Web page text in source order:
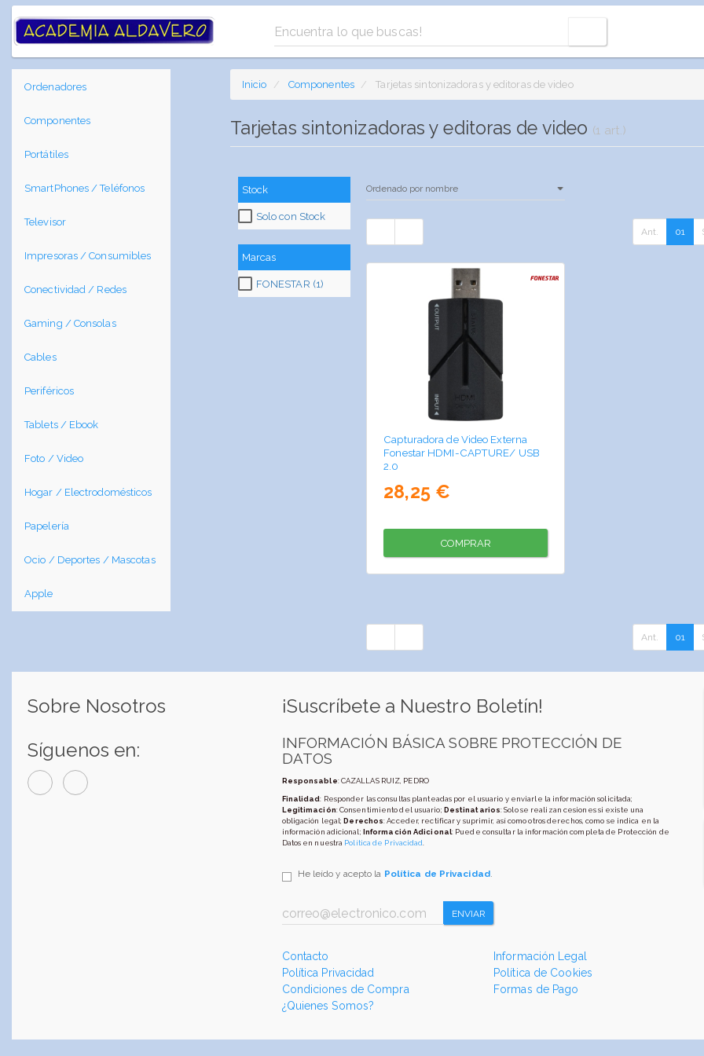
Ordenadores
Componentes
Portátiles
SmartPhones / Teléfonos
Televisor
Impresoras / Consumibles
Conectividad / Redes
Gaming / Consolas
Cables
Periféricos
Tablets / Ebook
Foto / Video
Hogar / Electrodomésticos
Papelería
Ocio / Deportes / Mascotas
Apple
Inicio Componentes Tarjetas sintonizadoras y editoras de video
Tarjetas sintonizadoras y editoras de video (1 art.)
Stock
Solo con Stock
Marcas
FONESTAR (1)
Ant. 01
Capturadora de Video Externa
Fonestar HDMI-CAPTURE/ USB
2.0
28,25 €
COMPRAR
Ant. 01
Sobre Nosotros
Síguenos en:
¡Suscríbete a Nuestro Boletín!
INFORMACIÓN BÁSICA SOBRE PROTECCIÓN DE
DATOS
Responsable: CAZALLAS RUIZ, PEDRO
Finalidad: Responder las consultas planteadas por el usuario y enviarle la información solicitada;
Legitimación: Consentimiento del usuario; Destinatarios: Solo se realizan cesiones si existe una
obligación legal;Derechos: Acceder, rectificar y suprimir, así como otros derechos, como se indica en la
información adicional; Información Adicional: Puede consultar la información completa de Protección de
Datos en nuestra Política de Privacidad
He leído y acepto la Política de Privacidad.
ENVIAR
Contacto
Información Legal
Política Privacidad
Política de Cookies
Condiciones de Compra
Formas de Pago
¿Quienes Somos?